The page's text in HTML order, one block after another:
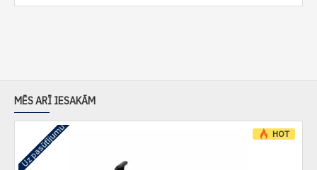
MĒS ARĪ IESAKĀM
HOT
Uz pasūtījumu